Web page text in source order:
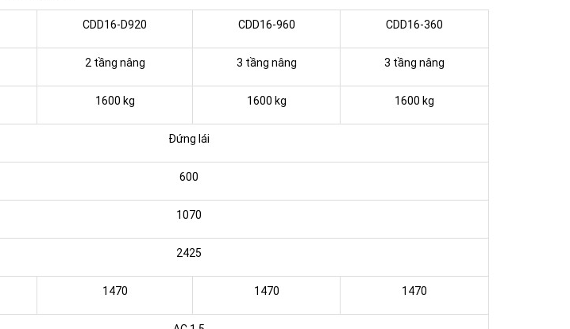
CDD16-D920 CDD16-960 CDD16-360
2 tầng nâng 3 tầng nâng 3 tầng nâng
1600 kg 1600 kg 1600 kg
Đứng lái
600
1070
2425
1470 1470 1470